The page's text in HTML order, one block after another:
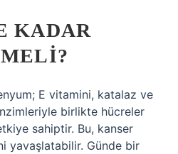
KADAR
E vitamini, katalaz ve
birlikte hücreler
sahiptir. Bu, kanser
yavaşlatabilir. Günde bir